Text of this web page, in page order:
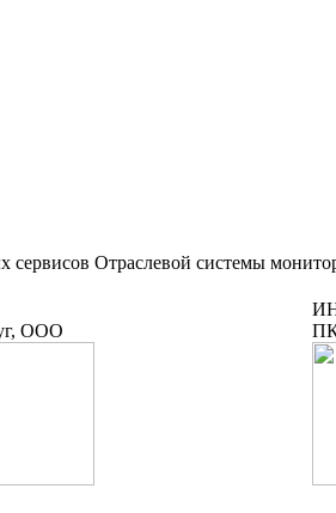
сервисов Отраслевой системы
ООО